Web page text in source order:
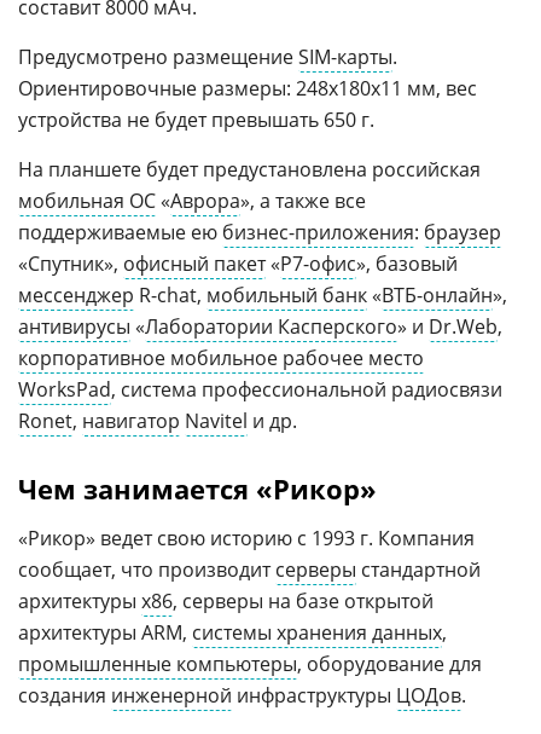
составит 8000 мАч.
Предусмотрено размещениеSIM-карты.
Ориентировочные размеры: 248х180х11 мм, вес
устройства не будет превышать 650 г.
На планшете будет предустановлена российская
мобильная ОС «Аврора», а также все
поддерживаемые ею бизнес-приложения: браузер
«Спутник», офисный пакет«Р7-офис», базовый
мессенджер R-chat, мобильный банк «ВТБ-онлайн»,
антивирусы «Лаборатории Касперского» и Dr.Web,
корпоративное мобильное рабочее место
WorksPad, система профессиональной радиосвязи
Ronet, навигатор Navitel и др.
Чем занимается «Рикор»
«Рикор» ведет свою историю с 1993 г. Компания
сообщает, что производитсерверы стандартной
архитектуры x86, серверы на базе открытой
архитектуры ARM, системы хранения данных,
промышленные компьютеры, оборудование для
создания инженерной инфраструктуры ЦОДов.